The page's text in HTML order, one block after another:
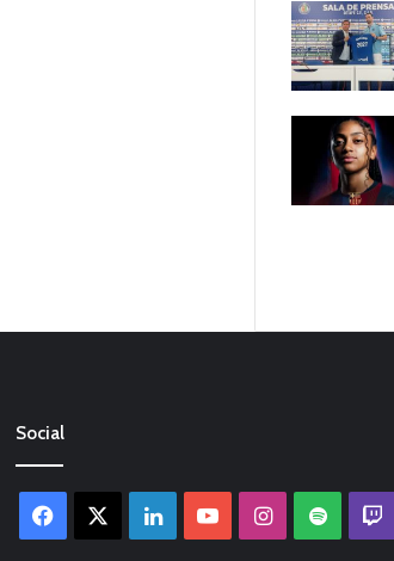
Social
Facebook LinkedInYouTubeInstagram
Spotify